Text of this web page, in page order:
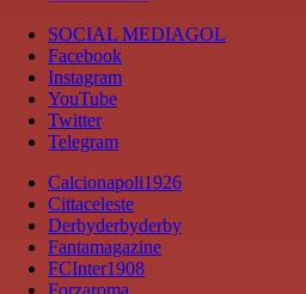
SOCIAL MEDIAGOL
Facebook
Instagram
YouTube
Twitter
Telegram
Calcionapoli1926
Cittaceleste
Derbyderbyderby
Fantamagazine
FCInter1908